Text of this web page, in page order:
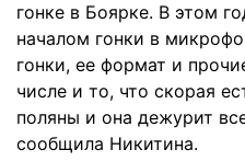
гонке в Боярке. В этом
началом гонки в
гонки, ее формат и
числе и то, что скорая
поляны и она дежурит
сообщила Никитина.